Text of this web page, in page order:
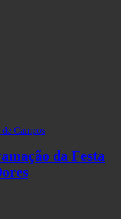
Campos
da Festa